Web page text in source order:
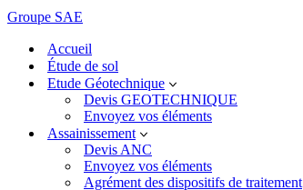
Groupe SAE
Accueil
Étude de sol
Etude Géotechnique
Devis GEOTECHNIQUE
Envoyez vos éléments
Assainissement
Devis ANC
Envoyez vos éléments
Agrément des dispositifs de traitement